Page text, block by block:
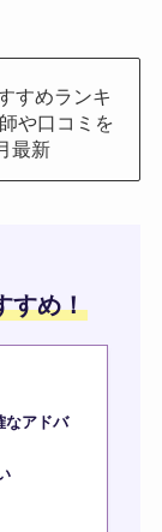
すめランキ
や口コミを
最新
すめ！
なアドバ